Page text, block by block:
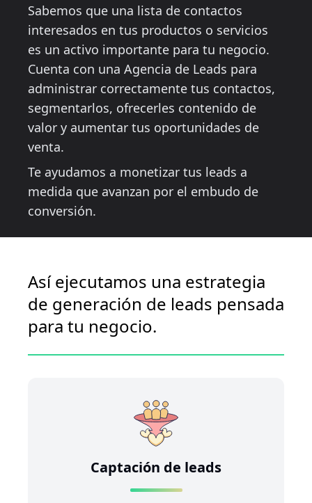
Sabemos que una lista de contactos
interesados en tus productos o servicios
es un activo importante para tu negocio.
Cuenta con una Agencia de Leads para
administrar correctamente tus contactos,
segmentarlos, ofrecerles contenido de
valor y aumentar tus oportunidades de
venta.
Te ayudamos a monetizar tus leads a
medida que avanzan por el embudo de
conversión.
Así ejecutamos una estrategia
de generación de leads pensada
para tu negocio.
Captación de leads